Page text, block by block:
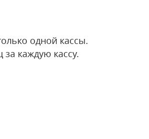
одной кассы.
каждую кассу.